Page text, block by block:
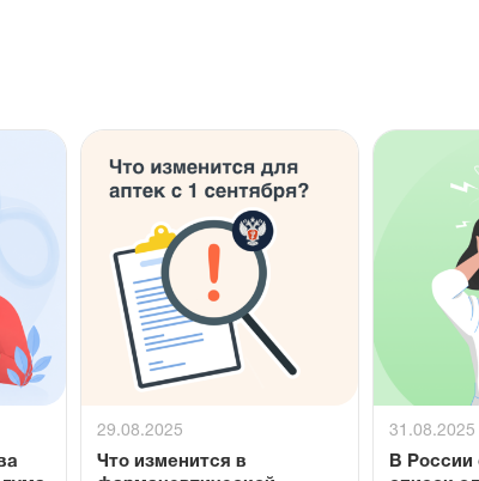
29.08.2025
Что изменится в
31.08.2025
В России